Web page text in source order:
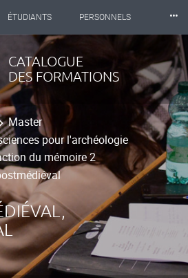
ÉTUDIANTS PERSONNELS
BIBLIOTHÈQUES
2
⸱⸱⸱
CATALOGUE
DES FORMATIONS
Master
pour l'archéologie
du mémoire 2